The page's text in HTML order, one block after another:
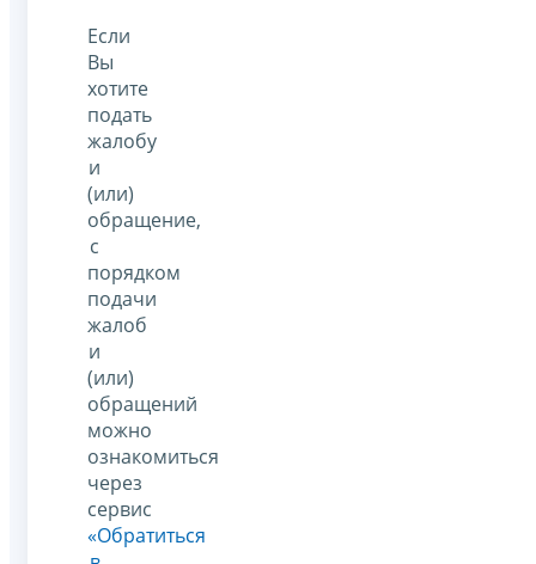
Если
Вы
хотите
подать
жалобу
и
(или)
обращение,
с
порядком
подачи
жалоб
и
(или)
обращений
можно
ознакомиться
через
сервис
«Обратиться